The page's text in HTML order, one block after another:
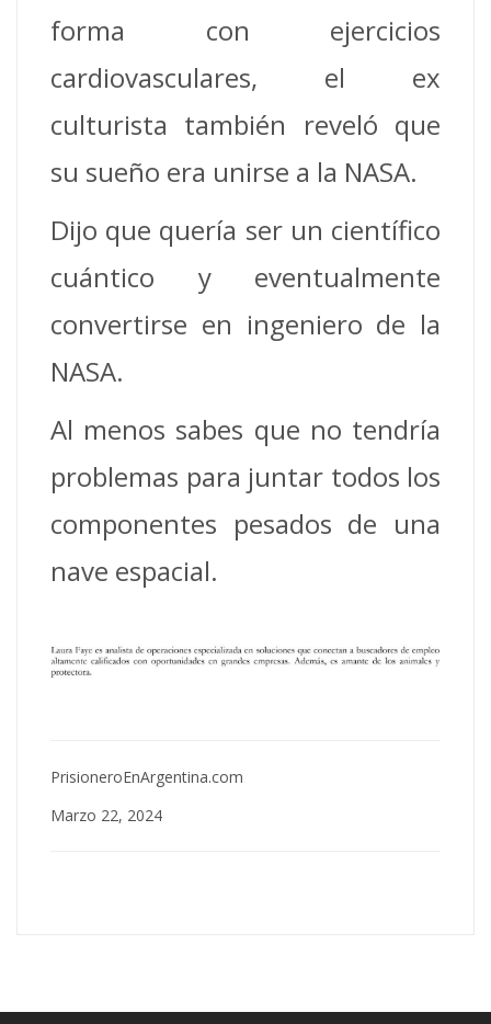
forma con ejercicios
cardiovasculares, el ex
culturista también reveló que
su sueño era unirse a la NASA.
Dijo que quería ser un científico
cuántico y eventualmente
convertirse en ingeniero de la
NASA.
Al menos sabes que no tendría
problemas para juntar todos los
componentes pesados de una
nave espacial.
PrisioneroEnArgentina.com
Marzo 22, 2024